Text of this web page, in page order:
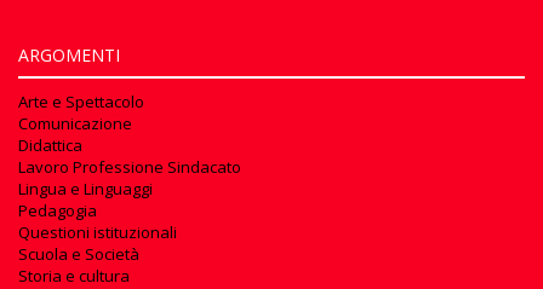
ARGOMENTI
Arte e Spettacolo
Comunicazione
Didattica
Lavoro Professione Sindacato
Lingua e Linguaggi
Pedagogia
Questioni istituzionali
Scuola e Società
Storia e cultura